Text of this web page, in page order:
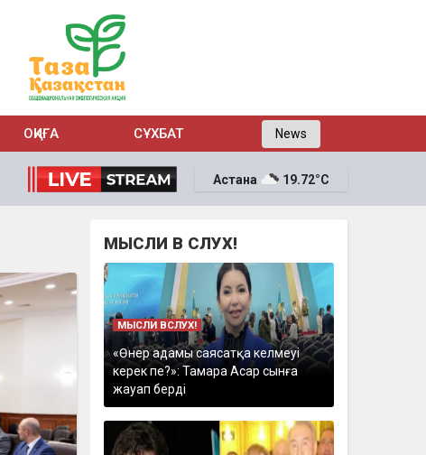
ОҚИҒА СҰХБАТ News
Астана 19.72°C
МЫСЛИ В СЛУХ!
МЫСЛИ ВСЛУХ!
«Өнер адамы саясатқа келмеуі
керек пе?»: Тамара Асар сынға
жауап берді